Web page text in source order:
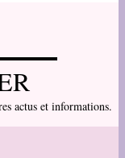
actus et informations.